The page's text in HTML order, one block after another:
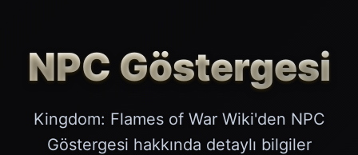
NPC Göstergesi
Kingdom: Flames of War Wiki'den NPC
Göstergesi hakkında detaylı bilgiler